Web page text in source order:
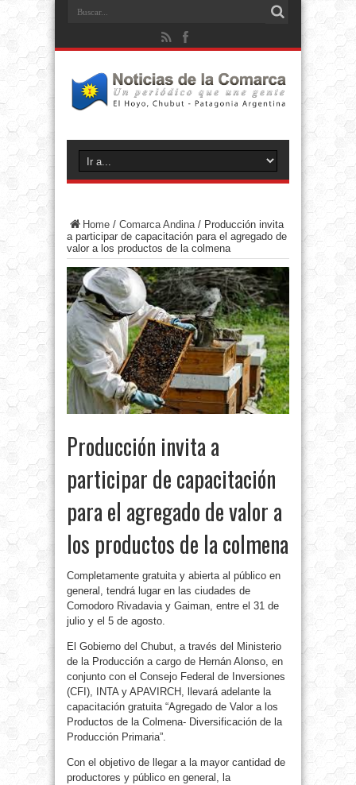
Home / Comarca Andina/ Producción invita
a participar de capacitación para el agregado de
valor a los productos de la colmena
Producción invita a
participar de capacitación
para el agregado de valor a
los productos de la colmena
Completamente gratuita y abierta al público en
general, tendrá lugar en las ciudades de
Comodoro Rivadavia y Gaiman, entre el 31 de
julio y el 5 de agosto.
El Gobierno del Chubut, a través del Ministerio
de la Producción a cargo de Hernán Alonso, en
conjunto con el Consejo Federal de Inversiones
(CFI), INTA y APAVIRCH, llevará adelante la
capacitación gratuita “Agregado de Valor a los
Productos de la Colmena- Diversificación de la
Producción Primaria”.
Con el objetivo de llegar a la mayor cantidad de
productores y público en general, la